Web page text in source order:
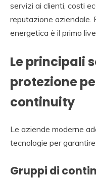
servizi ai clienti, costi
reputazione aziendale.
energetica è il primo
Le principali
protezione
continuity
Le aziende moderne
tecnologie per
Gruppi di